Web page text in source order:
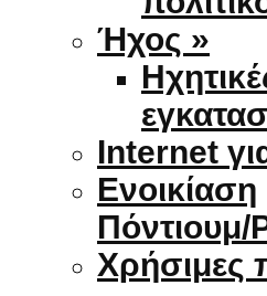
Ήχος »
Internet
Ενοικίαση
Πόντιουμ/
Χρήσιμες